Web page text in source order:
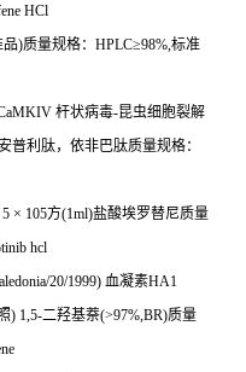
HCl
品)质量规格： HPLC≥98%,标准
杆状病毒-昆虫细胞裂解
普利肽，依非巴肽质量规格：
5 × 105方(1ml)盐酸埃罗替尼质量
hcl
20/1999) 血凝素HA1
) 1,5-二羟基萘(>97%,BR)质量